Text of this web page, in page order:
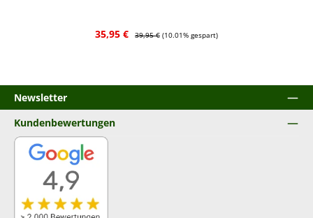
Verkaufspreis:
35,95 € Regulärer Preis:
39,95 € (10.01% gespart)
Newsletter
Kundenbewertungen